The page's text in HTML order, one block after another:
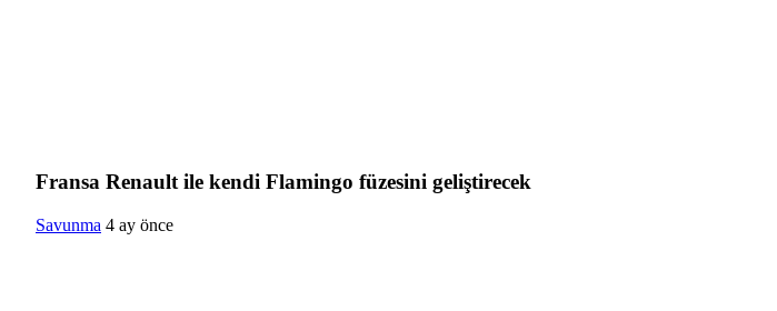
Fransa Renault ile kendi Flamingo füzesini geliştirecek
Savunma 4 ay önce